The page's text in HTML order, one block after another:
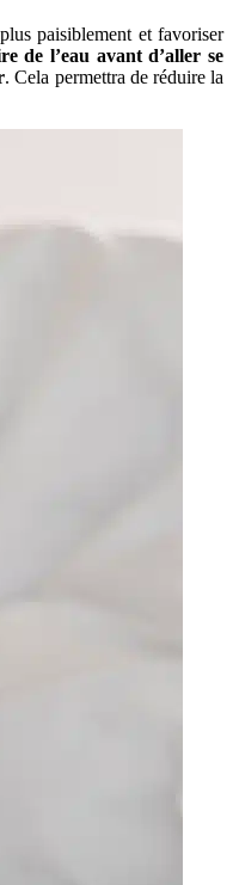
paisiblement et favoriser
de l’eau avant d’aller se
. Cela permettra de réduire la